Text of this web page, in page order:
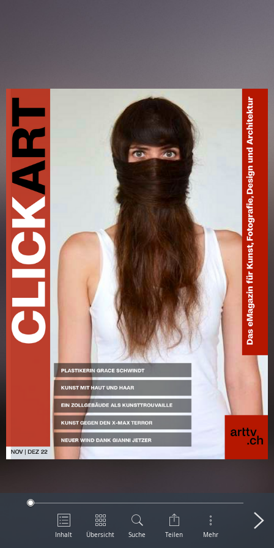
Inhalt Übersicht Suche Teilen Mehr